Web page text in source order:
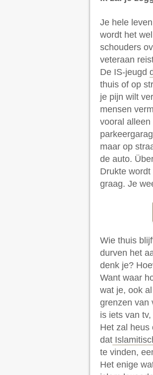
Je hele
wordt het
schouders
veteraan
De IS-jeugd
thuis of op
je pijn wilt
mensen
vooral
maar op
de auto.
Drukte
graag. Je
Wie thuis
durven het
denk je?
Want waar
wat je, ook
grenzen van
is iets van
Het zal heus
dat
te vinden,
Het enige